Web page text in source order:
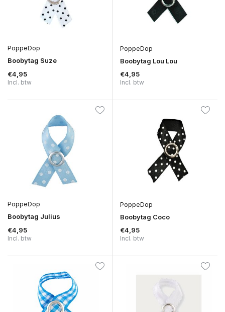
PoppeDop
Boobytag Suze
€4,95
Incl. btw
PoppeDop
Boobytag Lou Lou
€4,95
Incl. btw
PoppeDop
Boobytag Julius
€4,95
Incl. btw
PoppeDop
Boobytag Coco
€4,95
Incl. btw